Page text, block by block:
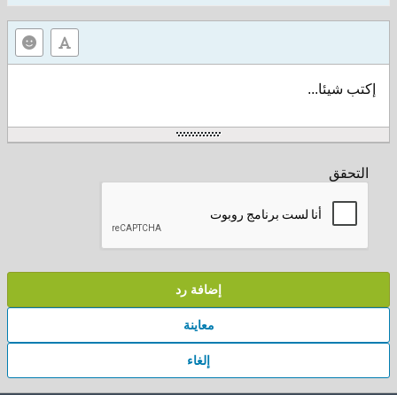
إكتب شيئا...
التحقق
إضافة رد
معاينة
إلغاء